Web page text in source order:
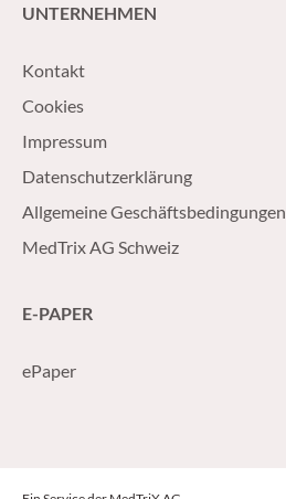
UNTERNEHMEN
Kontakt
Cookies
Impressum
Datenschutzerklärung
Allgemeine Geschäftsbedingungen
MedTrix AG Schweiz
E-PAPER
ePaper